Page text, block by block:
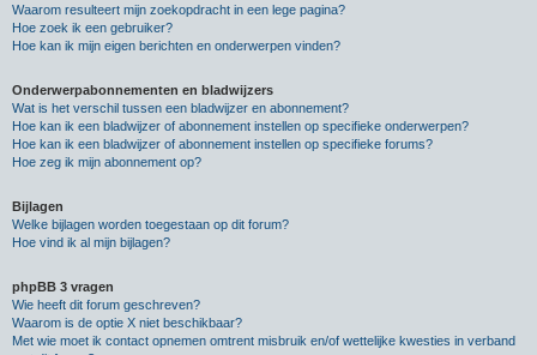
Waarom resulteert mijn zoekopdracht in een lege pagina?
Hoe zoek ik een gebruiker?
Hoe kan ik mijn eigen berichten en onderwerpen vinden?
Onderwerpabonnementen en bladwijzers
Wat is het verschil tussen een bladwijzer en abonnement?
Hoe kan ik een bladwijzer of abonnement instellen op specifieke onderwerpen?
Hoe kan ik een bladwijzer of abonnement instellen op specifieke forums?
Hoe zeg ik mijn abonnement op?
Bijlagen
Welke bijlagen worden toegestaan op dit forum?
Hoe vind ik al mijn bijlagen?
phpBB 3 vragen
Wie heeft dit forum geschreven?
Waarom is de optie X niet beschikbaar?
Met wie moet ik contact opnemen omtrent misbruik en/of wettelijke kwesties in verband